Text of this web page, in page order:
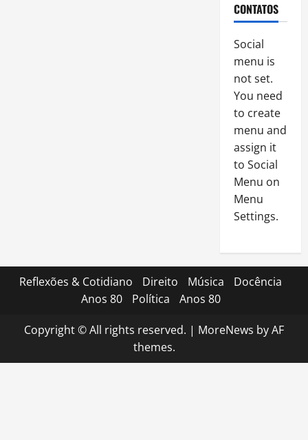
CONTATOS
Social
menu is
not set.
You need
to create
menu and
assign it
to Social
Menu on
Menu
Settings.
Reflexões & Cotidiano Direito Música
Docência
Anos 80
Política Anos 80
Copyright © All rights reserved. | MoreNews by AF
themes.